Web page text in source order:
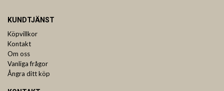
KUNDTJÄNST
Köpvillkor
Kontakt
Om oss
Vanliga frågor
Ångra ditt köp